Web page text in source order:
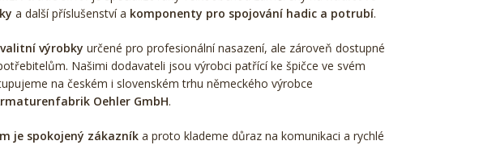
a další příslušenství a komponenty pro spojování hadic a potrubí.
výrobky určené pro profesionální nasazení, ale zároveň dostupné
Našimi dodavateli jsou výrobci patřící ke špičce ve svém
na českém i slovenském trhu německého výrobce
Oehler GmbH.
je spokojený zákazník a proto klademe důraz na komunikaci a rychlé